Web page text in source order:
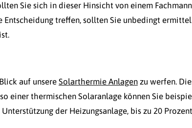
Sie sich in dieser Hinsicht von einem
Entscheidung treffen, sollten Sie unbedingt
auf unsere Solarthermie Anlagen zu werfen.
einer thermischen Solaranlage können Sie
der Heizungsanlage, bis zu 20